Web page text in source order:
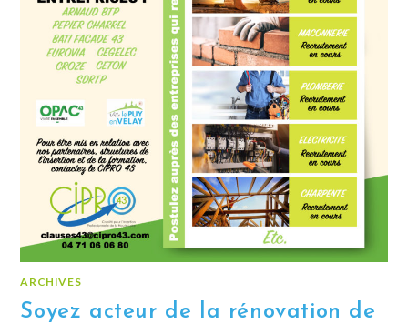
ARCHIVES
Soyez acteur de la rénovation de